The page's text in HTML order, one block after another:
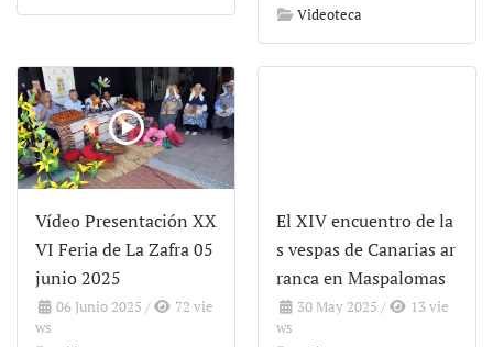
Videoteca
Vídeo Presentación XX
VI Feria de La Zafra 05
junio 2025
06 Junio 2025 /
72 vie
ws
El XIV encuentro de la
s vespas de Canarias ar
ranca en Maspalomas
30 May 2025 /
13 vie
ws